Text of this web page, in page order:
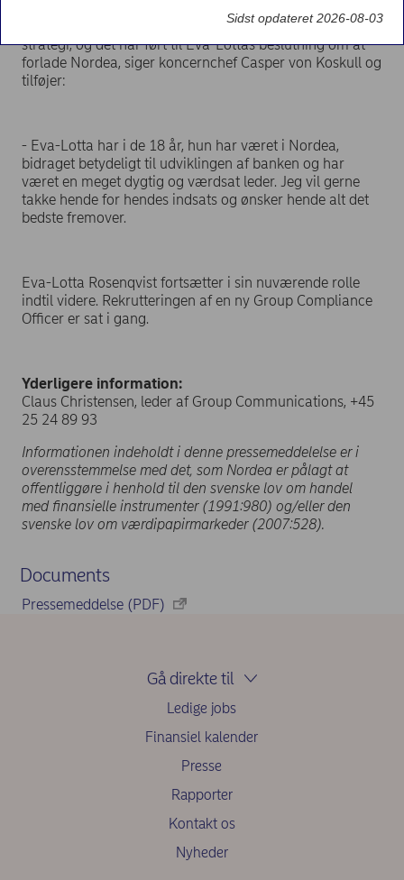
opfattelser af de næste skridt i vores compliance-
strategi, og det har ført til Eva-Lottas beslutning om at
forlade Nordea, siger koncernchef Casper von Koskull og
tilføjer:
- Eva-Lotta har i de 18 år, hun har været i Nordea,
bidraget betydeligt til udviklingen af banken og har
været en meget dygtig og værdsat leder. Jeg vil gerne
takke hende for hendes indsats og ønsker hende alt det
bedste fremover.
Eva-Lotta Rosenqvist fortsætter i sin nuværende rolle
indtil videre. Rekrutteringen af en ny Group Compliance
Officer er sat i gang.
Yderligere information:
Claus Christensen, leder af Group Communications, +45
25 24 89 93
Informationen indeholdt i denne pressemeddelelse er i
overensstemmelse med det, som Nordea er pålagt at
offentliggøre i henhold til den svenske lov om handel
med finansielle instrumenter (1991:980) og/eller den
svenske lov om værdipapirmarkeder (2007:528).
Documents
Pressemeddelse (PDF)
Gå direkte til
Ledige jobs
Finansiel kalender
Presse
Rapporter
Kontakt os
Nyheder
Sidst opdateret 2026-08-03